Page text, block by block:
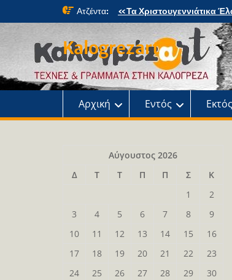
Ατζέντα:
«Τα Χριστουγεννιάτικα
μαγική περιπέτεια» στο
Η Χριστουγεννιάτικη
Ωδείου
Παρουσίαση του βιβλίου:
αλάνας
Παρουσίαση του βιβλίου
τη Σαφράμπολη στην
Kalogrezart
Αρχική Εντός Εκτός
Αύγουστος 2026
Δ
Τ Τ Π Π Σ
Κ
1
2
3
4 5 6 7 8
9
10
11 12 13 14 15
16
17
18 19 20 21 22
23
24
25 26 27 28 29
30